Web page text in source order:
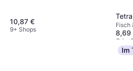
10,87 €
9+ Shops
Fisch
8,69
Oder
9+Im